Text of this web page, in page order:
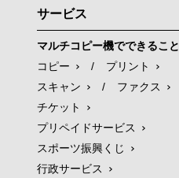
サービス
マルチコピー機でできること
コピー
/
プリント
スキャン
/
ファクス
チケット
プリペイドサービス
スポーツ振興くじ
行政サービス